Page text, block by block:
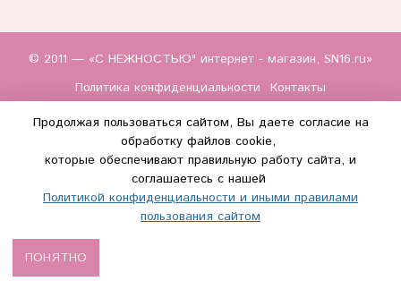
© 2011 — «С НЕЖНОСТЬЮ" интернет - магазин, SN16.ru»
Политика конфиденциальности
Контакты
(WhatsApp и Макс) +7 (917) 895-85-60
Продолжая пользоваться сайтом, Вы даете согласие на
обработку файлов cookie,
которые обеспечивают правильную работу сайта, и
соглашаетесь с нашей
Политикой конфиденциальности и иными правилами
пользования сайтом
ПОНЯТНО